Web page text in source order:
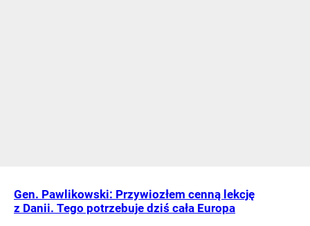
Gen. Pawlikowski: Przywiozłem cenną lekcję
z Danii. Tego potrzebuje dziś cała Europa